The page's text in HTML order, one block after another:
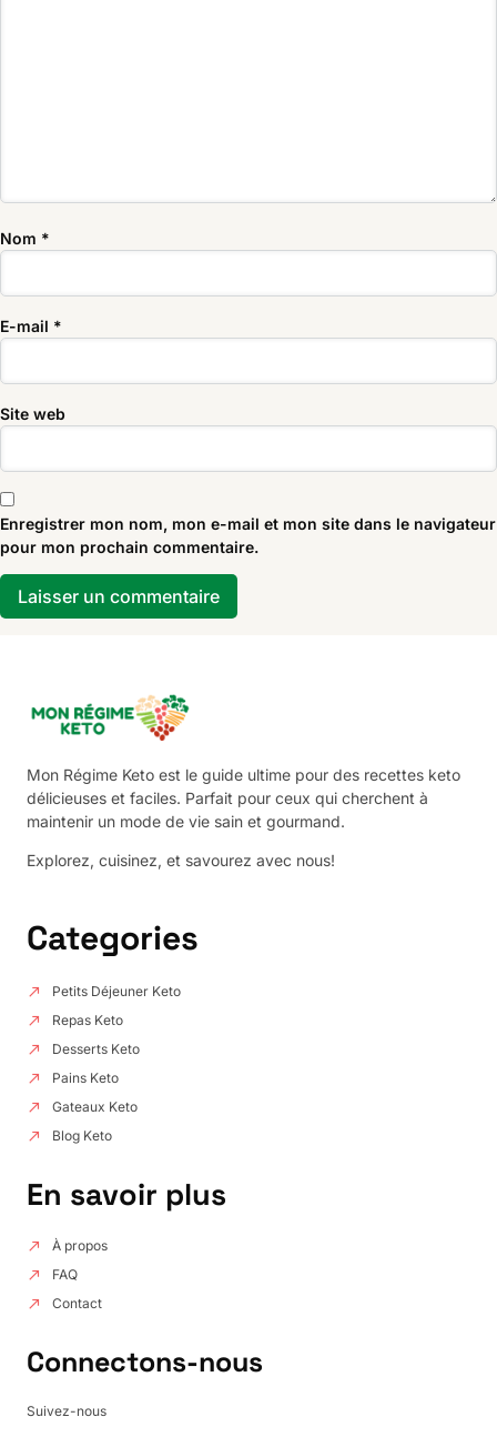
Nom *
E-mail *
Site web
Enregistrer mon nom, mon e-mail et mon site dans le navigateur
pour mon prochain commentaire.
Mon Régime Keto est le guide ultime pour des recettes keto
délicieuses et faciles. Parfait pour ceux qui cherchent à
maintenir un mode de vie sain et gourmand.
Explorez, cuisinez, et savourez avec nous!
Categories
Petits Déjeuner Keto
Repas Keto
Desserts Keto
Pains Keto
Gateaux Keto
Blog Keto
En savoir plus
À propos
FAQ
Contact
Connectons-nous
Suivez-nous